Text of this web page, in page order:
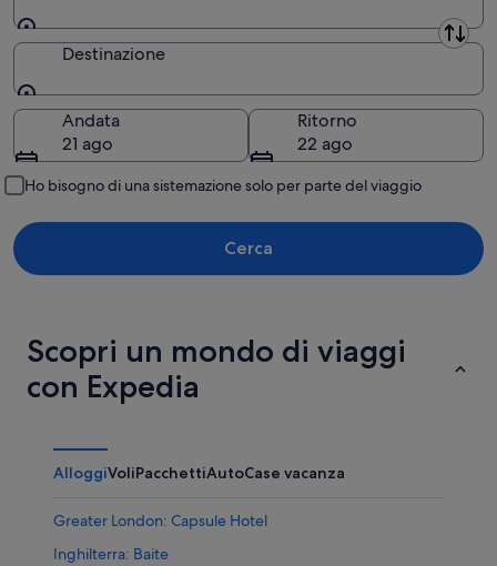
Partenza
Destinazione
Destinazione
Andata
21 ago
Ritorno
22 ago
Ho bisogno di una sistemazione solo per parte del viaggio
Cerca
Scopri un mondo di viaggi
con Expedia
AlloggiVoliPacchettiAutoCase vacanza
Greater London: Capsule Hotel
Inghilterra: Baite